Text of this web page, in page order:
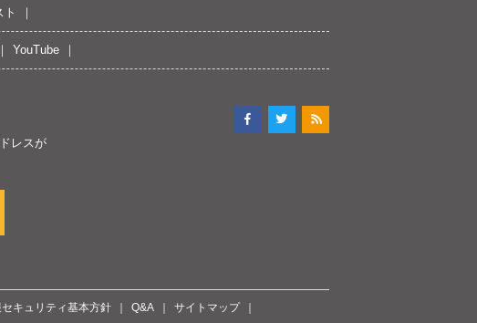
ト
YouTube
レスが
キュリティ基本方針 Q&A サイトマップ